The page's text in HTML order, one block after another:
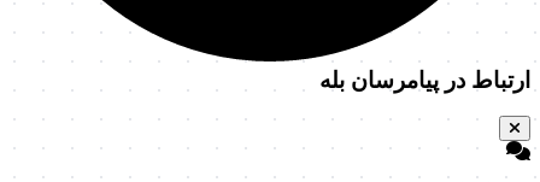
ارتباط در پیامرسان بله